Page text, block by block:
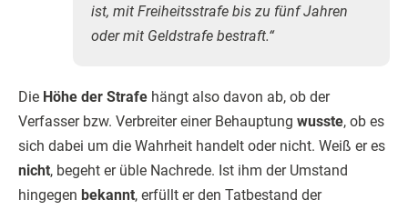
ist, mit Freiheitsstrafe bis zu fünf Jahren
oder mit Geldstrafe bestraft.“
Die Höhe der Strafe hängt also davon ab, ob der
Verfasser bzw. Verbreiter einer Behauptung wusste, ob es
sich dabei um die Wahrheit handelt oder nicht. Weiß er es
nicht, begeht er üble Nachrede. Ist ihm der Umstand
hingegen bekannt, erfüllt er den Tatbestand der